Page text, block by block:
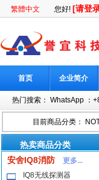
繁體中文 您好! [请登
首页 企业简介
热门搜索： WhatsApp ：
目前商品分类：
热卖商品分类
安舍IQ8消防
更多...
IQ8无线探测器